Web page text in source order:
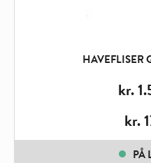
HAVEFLISER
kr.
kr.
Price
PÅ